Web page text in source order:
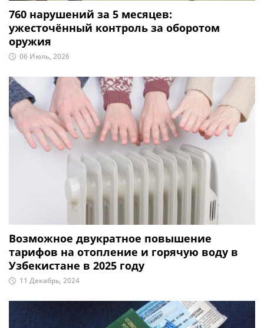
760 нарушений за 5 месяцев:
ужесточённый контроль за оборотом
оружия
06 Июль, 2026
Возможное двукратное повышение
тарифов на отопление и горячую воду в
Узбекистане в 2025 году
11 Декабрь, 2024